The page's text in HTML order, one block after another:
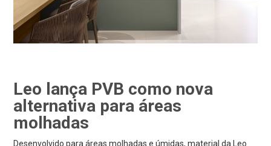
Leo lança PVB como nova
alternativa para áreas
molhadas
Desenvolvido para áreas molhadas e úmidas, material da Leo